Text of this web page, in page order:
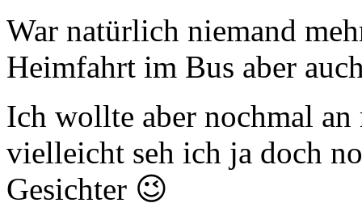
War natürlich niemand
Heimfahrt im Bus aber
Ich wollte aber nochmal
vielleicht seh ich ja doch
Gesichter 😉